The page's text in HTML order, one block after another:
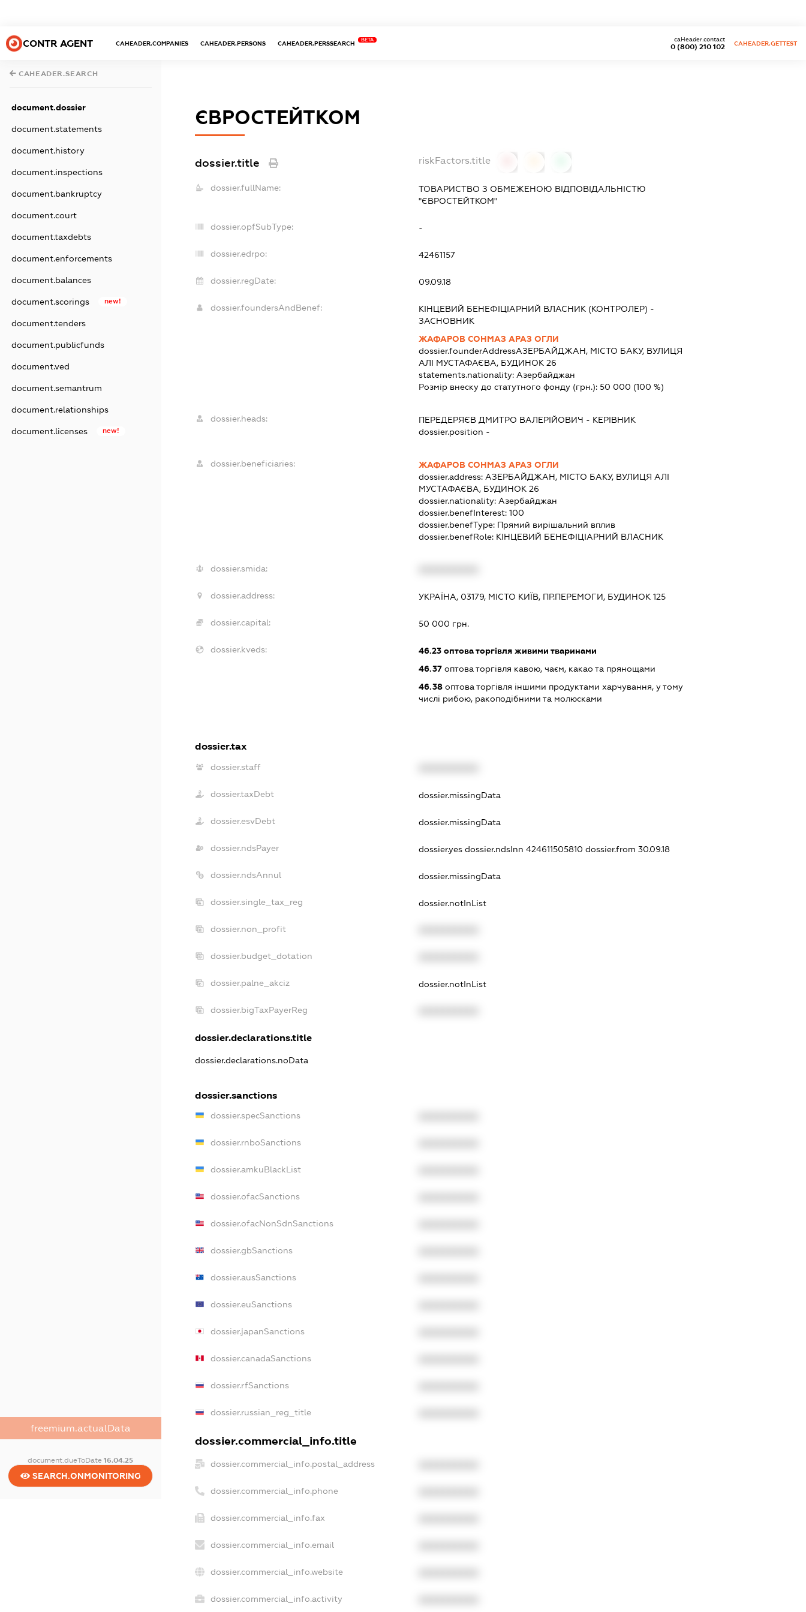
CONTR AGENT CAHEADER.COMPANIES CAHEADER.PERSONS CAHEADER.PERSSEARCH
BETA
0 (800) 210 102
caHeader.contact
CAHEADER.GETTEST
CAHEADER.SEARCH
document.dossier
document.statements
document.history
document.inspections
document.bankruptcy
document.court
document.taxdebts
document.enforcements
document.balances
document.scorings new!
document.tenders
document.publicfunds
document.ved
document.semantrum
document.relationships
document.licenses new!
freemium.actualData
document.dueToDate16.04.25
SEARCH.ONMONITORING
ЄВРОСТЕЙТКОМ
dossier.title riskFactors.title
dossier.fullName:
ТОВАРИСТВО З ОБМЕЖЕНОЮ ВІДПОВІДАЛЬНІСТЮ
"ЄВРОСТЕЙТКОМ"
dossier.opfSubType: -
dossier.edrpo: 42461157
dossier.regDate: 09.09.18
dossier.foundersAndBenef:
КІНЦЕВИЙ БЕНЕФІЦІАРНИЙ ВЛАСНИК (КОНТРОЛЕР) -
ЗАСНОВНИК
ЖАФАРОВ СОНМАЗ АРАЗ ОГЛИ
dossier.founderAddressАЗЕРБАЙДЖАН, МІСТО БАКУ, ВУЛИЦЯ
АЛІ МУСТАФАЄВА, БУДИНОК 26
statements.nationality: Азербайджан
Розмір внеску до статутного фонду (грн.): 50 000 (100 %)
dossier.heads: ПЕРЕДЕРЯЄВ ДМИТРО ВАЛЕРІЙОВИЧ - КЕРІВНИК
dossier.position -
dossier.beneficiaries:
ЖАФАРОВ СОНМАЗ АРАЗ ОГЛИ
dossier.address: АЗЕРБАЙДЖАН, МІСТО БАКУ, ВУЛИЦЯ АЛІ
МУСТАФАЄВА, БУДИНОК 26
dossier.nationality: Азербайджан
dossier.benefInterest: 100
dossier.benefType: Прямий вирішальний вплив
dossier.benefRole: КІНЦЕВИЙ БЕНЕФІЦІАРНИЙ ВЛАСНИК
dossier.smida:
dossier.address: УКРАЇНА, 03179, МІСТО КИЇВ, ПР.ПЕРЕМОГИ, БУДИНОК 125
dossier.capital: 50 000 грн.
dossier.kveds: 46.23оптова торгівля живими тваринами
46.37оптова торгівля кавою, чаєм, какао та прянощами
46.38оптова торгівля іншими продуктами харчування, у тому
числі рибою, ракоподібними та молюсками
dossier.tax
dossier.staff
dossier.taxDebt dossier.missingData
dossier.esvDebt dossier.missingData
dossier.ndsPayer dossier.yes dossier.ndsInn 424611505810 dossier.from 30.09.18
dossier.ndsAnnul dossier.missingData
dossier.single_tax_reg dossier.notInList
dossier.non_profit
dossier.budget_dotation
dossier.palne_akciz dossier.notInList
dossier.bigTaxPayerReg
dossier.declarations.title
dossier.declarations.noData
dossier.sanctions
dossier.specSanctions
dossier.rnboSanctions
dossier.amkuBlackList
dossier.ofacSanctions
dossier.ofacNonSdnSanctions
dossier.gbSanctions
dossier.ausSanctions
dossier.euSanctions
dossier.japanSanctions
dossier.canadaSanctions
dossier.rfSanctions
dossier.russian_reg_title
dossier.commercial_info.title
dossier.commercial_info.postal_address
dossier.commercial_info.phone
dossier.commercial_info.fax
dossier.commercial_info.email
dossier.commercial_info.website
dossier.commercial_info.activity